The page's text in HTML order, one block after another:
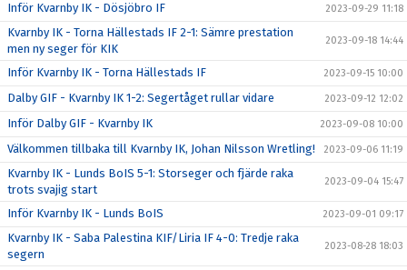
Inför Kvarnby IK - Dösjöbro IF 2023-09-29 11:18
Kvarnby IK - Torna Hällestads IF 2-1: Sämre prestation
men ny seger för KIK
2023-09-18 14:44
Inför Kvarnby IK - Torna Hällestads IF 2023-09-15 10:00
Dalby GIF - Kvarnby IK 1-2: Segertåget rullar vidare 2023-09-12 12:02
Inför Dalby GIF - Kvarnby IK 2023-09-08 10:00
Välkommen tillbaka till Kvarnby IK, Johan Nilsson Wretling! 2023-09-06 11:19
Kvarnby IK - Lunds BoIS 5-1: Storseger och fjärde raka
trots svajig start
2023-09-04 15:47
Inför Kvarnby IK - Lunds BoIS 2023-09-01 09:17
Kvarnby IK - Saba Palestina KIF/Liria IF 4-0: Tredje raka
segern
2023-08-28 18:03